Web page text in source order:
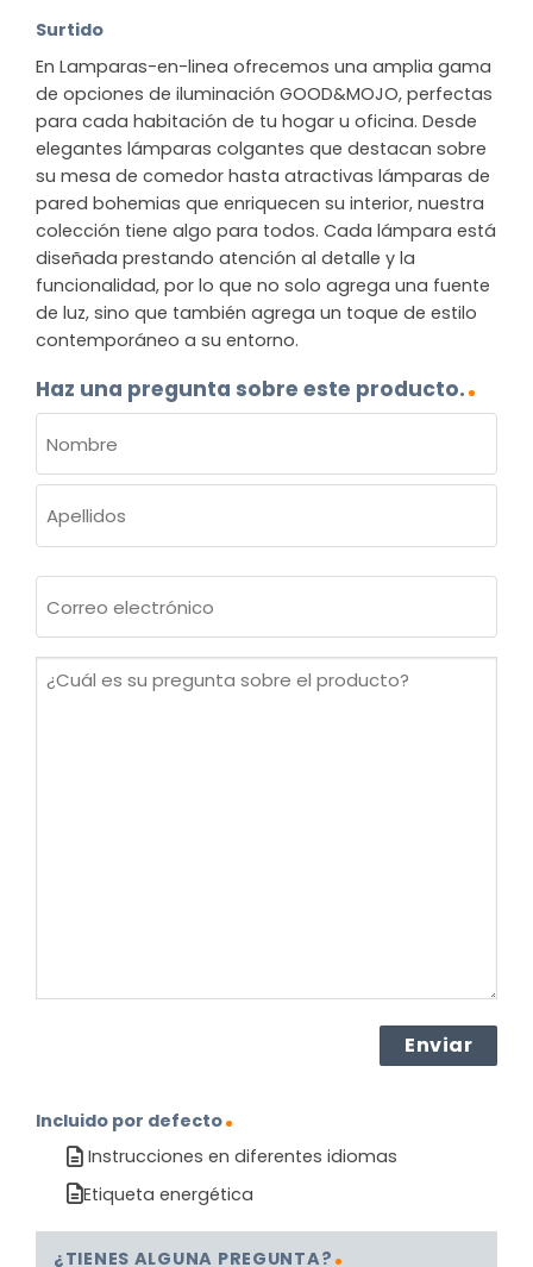
Surtido
En Lamparas-en-linea ofrecemos una amplia gama
de opciones de iluminación GOOD&MOJO, perfectas
para cada habitación de tu hogar u oficina. Desde
elegantes lámparas colgantes que destacan sobre
su mesa de comedor hasta atractivas lámparas de
pared bohemias que enriquecen su interior, nuestra
colección tiene algo para todos. Cada lámpara está
diseñada prestando atención al detalle y la
funcionalidad, por lo que no solo agrega una fuente
de luz, sino que también agrega un toque de estilo
contemporáneo a su entorno.
Haz una pregunta sobre este producto.
(OBLIGATORIO)
Nombre
electrónico
¿Cuál
Incluido por defecto
Instrucciones en diferentes idiomas
Etiqueta energética
¿TIENES ALGUNA PREGUNTA?